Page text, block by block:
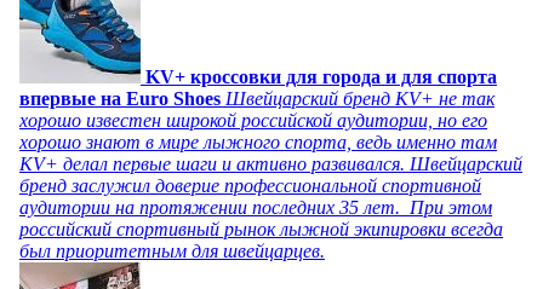
KV+ кроссовки для города и для спорта
впервые на Euro Shoes Швейцарский бренд KV+ не так
хорошо известен широкой российской аудитории, но его
хорошо знают в мире лыжного спорта, ведь именно там
KV+ делал первые шаги и активно развивался. Швейцарский
бренд заслужил доверие профессиональной спортивной
аудитории на протяжении последних 35 лет. При этом
российский спортивный рынок лыжной экипировки всегда
был приоритетным для швейцарцев.